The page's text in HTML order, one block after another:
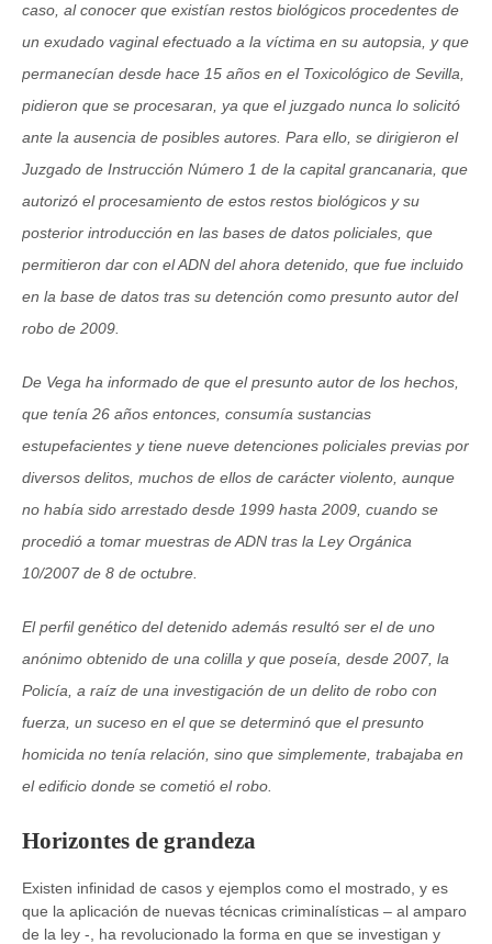
caso, al conocer que existían restos biológicos procedentes de
un exudado vaginal efectuado a la víctima en su autopsia, y que
permanecían desde hace 15 años en el Toxicológico de Sevilla,
pidieron que se procesaran, ya que el juzgado nunca lo solicitó
ante la ausencia de posibles autores. Para ello, se dirigieron el
Juzgado de Instrucción Número 1 de la capital grancanaria, que
autorizó el procesamiento de estos restos biológicos y su
posterior introducción en las bases de datos policiales, que
permitieron dar con el ADN del ahora detenido, que fue incluido
en la base de datos tras su detención como presunto autor del
robo de 2009.
De Vega ha informado de que el presunto autor de los hechos,
que tenía 26 años entonces, consumía sustancias
estupefacientes y tiene nueve detenciones policiales previas por
diversos delitos, muchos de ellos de carácter violento, aunque
no había sido arrestado desde 1999 hasta 2009, cuando se
procedió a tomar muestras de ADN tras la Ley Orgánica
10/2007 de 8 de octubre.
El perfil genético del detenido además resultó ser el de uno
anónimo obtenido de una colilla y que poseía, desde 2007, la
Policía, a raíz de una investigación de un delito de robo con
fuerza, un suceso en el que se determinó que el presunto
homicida no tenía relación, sino que simplemente, trabajaba en
el edificio donde se cometió el robo.
Horizontes de grandeza
Existen infinidad de casos y ejemplos como el mostrado, y es
que la aplicación de nuevas técnicas criminalísticas – al amparo
de la ley -, ha revolucionado la forma en que se investigan y